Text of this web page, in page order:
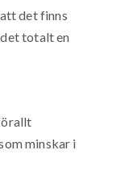
det finns
totalt en
minskar i